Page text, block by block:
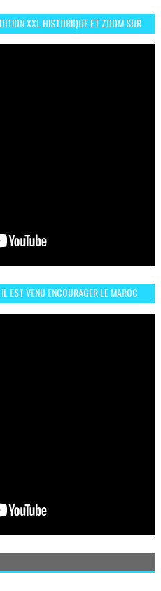
XXL HISTORIQUE ET ZOOM SUR
EST VENU ENCOURAGER LE MAROC